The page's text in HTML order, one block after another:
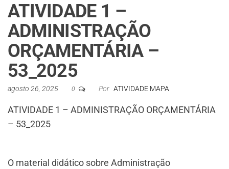
ATIVIDADE 1 –
ADMINISTRAÇÃO
ORÇAMENTÁRIA –
53_2025
agosto 26, 2025 0 Por ATIVIDADE MAPA
ATIVIDADE 1 – ADMINISTRAÇÃO ORÇAMENTÁRIA
– 53_2025
O material didático sobre Administração